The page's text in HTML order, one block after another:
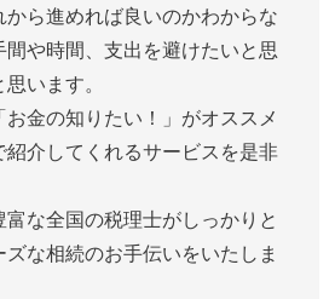
ら進めれば良いのかわからな
や時間、支出を避けたいと思
います。
金の知りたい！」がオススメ
紹介してくれるサービスを是非
な全国の税理士がしっかりと
な相続のお手伝いをいたしま